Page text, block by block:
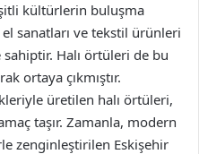
kültürlerin buluşma
sanatları ve tekstil ürünleri
Halı örtüleri de bu
ortaya çıkmıştır.
üretilen halı örtüleri,
taşır. Zamanla, modern
zenginleştirilen Eskişehir